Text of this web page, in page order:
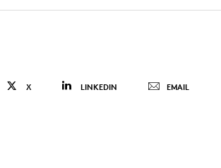
X LINKEDIN EMAIL